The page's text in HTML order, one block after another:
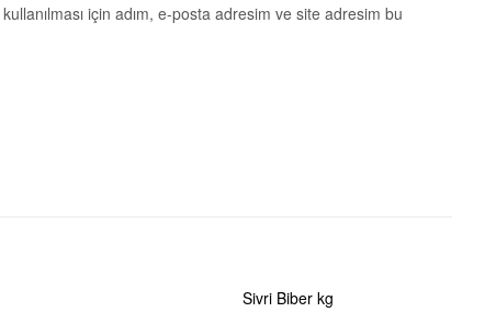
için adım, e-posta adresim ve site adresim bu
Sivri Biber kg